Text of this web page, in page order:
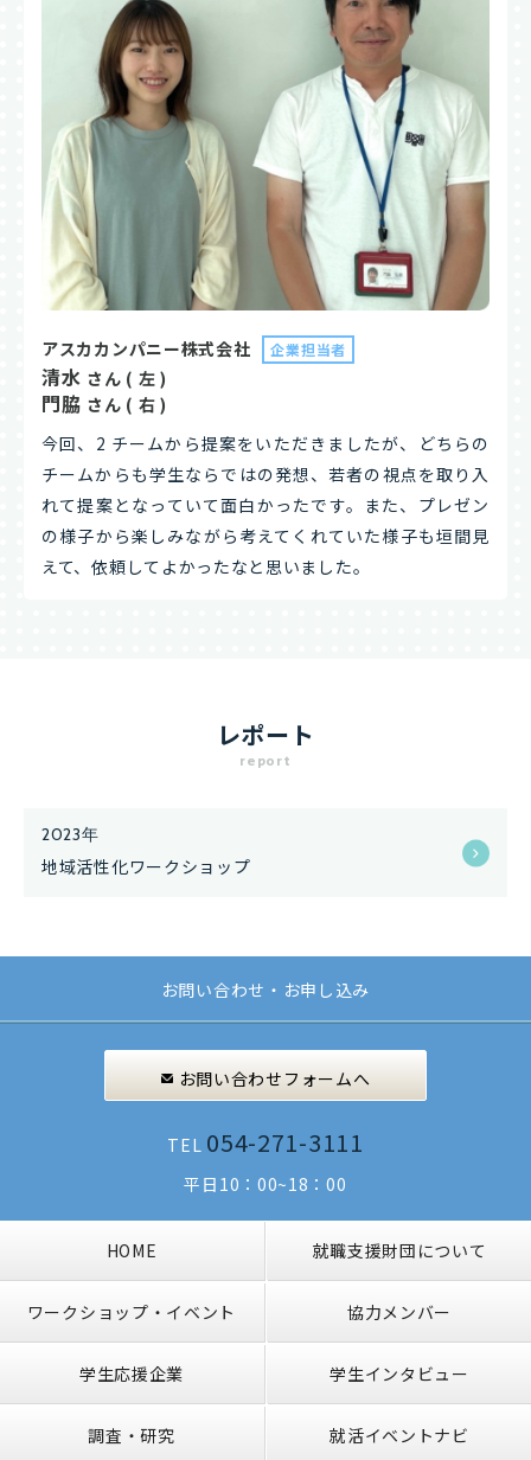
アスカカンパニー株式会社 企業担当者
清水 さん ( 左 )
門脇 さん ( 右 )
今回、2 チームから提案をいただきましたが、どちらの
チームからも学生ならではの発想、若者の視点を取り入
れて提案となっていて面白かったです。また、プレゼン
の様子から楽しみながら考えてくれていた様子も垣間見
えて、依頼してよかったなと思いました。
レポート
report
2023年
地域活性化ワークショップ
お問い合わせ・お申し込み
お問い合わせフォームへ
TEL 054-271-3111
平日10：00~18：00
HOME 就職支援財団について
ワークショップ・イベント 協力メンバー
学生応援企業 学生インタビュー
調査・研究 就活イベントナビ